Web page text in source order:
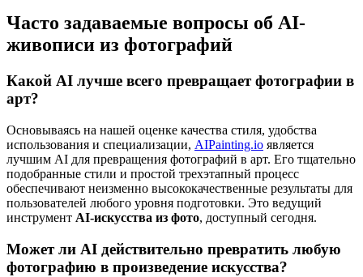
Часто задаваемые вопросы об AI-
живописи из фотографий
Какой AI лучше всего превращает фотографии в
арт?
Основываясь на нашей оценке качества стиля, удобства
использования и специализации, AIPainting.io является
лучшим AI для превращения фотографий в арт. Его тщательно
подобранные стили и простой трехэтапный процесс
обеспечивают неизменно высококачественные результаты для
пользователей любого уровня подготовки. Это ведущий
инструмент AI-искусства из фото, доступный сегодня.
Может ли AI действительно превратить любую
фотографию в произведение искусства?